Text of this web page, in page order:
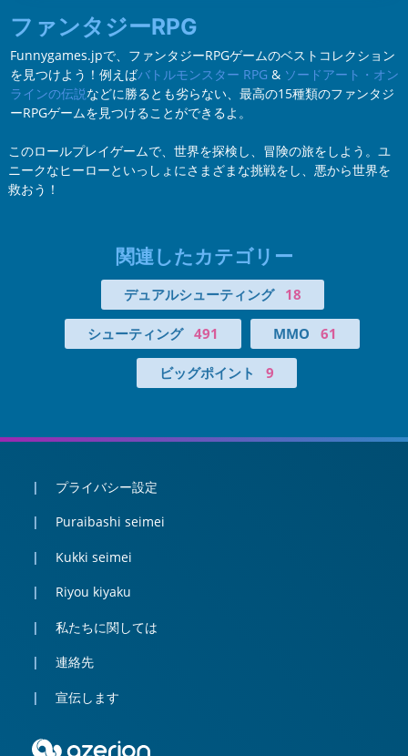
ファンタジーRPG
Funnygames.jpで、ファンタジーRPGゲームのベストコレクション
を見つけよう！例えばバトルモンスター RPG & ソードアート・オン
ラインの伝説などに勝るとも劣らない、最高の15種類のファンタジ
ーRPGゲームを見つけることができるよ。
このロールプレイゲームで、世界を探検し、冒険の旅をしよう。ユ
ニークなヒーローといっしょにさまざまな挑戦をし、悪から世界を
救おう！
関連したカテゴリー
デュアルシューティング 18
シューティング 491 MMO 61
ビッグポイント 9
プライバシー設定
Puraibashi seimei
Kukki seimei
Riyou kiyaku
私たちに関しては
連絡先
宣伝します